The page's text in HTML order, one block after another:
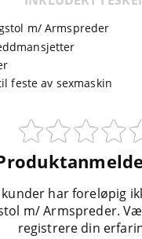
m/ Armspreder
feste av sexmaskin
kunder har foreløpig
m/ Armspreder.
registrere din